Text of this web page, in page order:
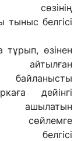
сөзінің
тынысбелгісі
тұрып, өзінен
байланысты
дейінгі
ашылатын
сөйлемге
белгісі